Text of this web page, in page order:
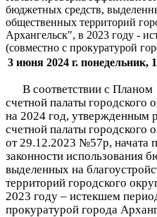
бюджетных средств,
общественных территорий
Архангельск", в 2023 году -
(совместно с прокуратурой
3 июня 2024 г. понедельник,
В соответствии с Планом
счетной палаты городского
на 2024 год, утвержденным
счетной палаты городского
от 29.12.2023 №57р, начата
законности использования
выделенных на
территорий городского
2023 году – истекшем
прокуратурой города